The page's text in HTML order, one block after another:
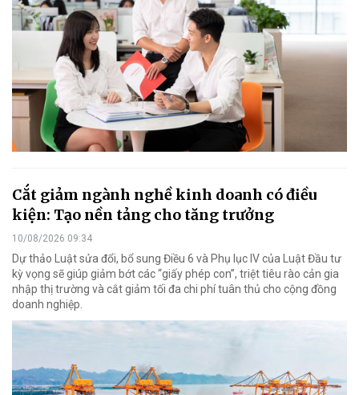
Cắt giảm ngành nghề kinh doanh có điều
kiện: Tạo nền tảng cho tăng trưởng
10/08/2026 09:34
Dự thảo Luật sửa đổi, bổ sung Điều 6 và Phụ lục IV của Luật Đầu tư
kỳ vọng sẽ giúp giảm bớt các “giấy phép con”, triệt tiêu rào cản gia
nhập thị trường và cắt giảm tối đa chi phí tuân thủ cho cộng đồng
doanh nghiệp.